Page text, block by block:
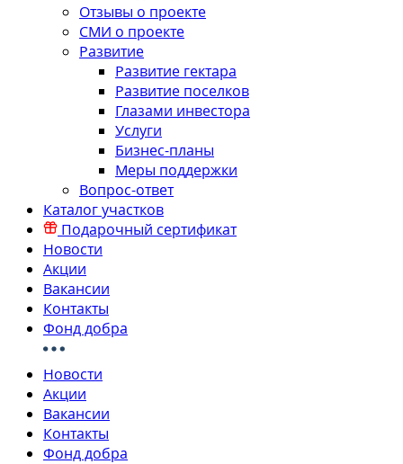
Отзывы о проекте
СМИ о проекте
Развитие
Развитие гектара
Развитие поселков
Глазами инвестора
Услуги
Бизнес-планы
Меры поддержки
Вопрос-ответ
Каталог участков
Подарочный сертификат
Новости
Акции
Вакансии
Контакты
Фонд добра
Новости
Акции
Вакансии
Контакты
Фонд добра